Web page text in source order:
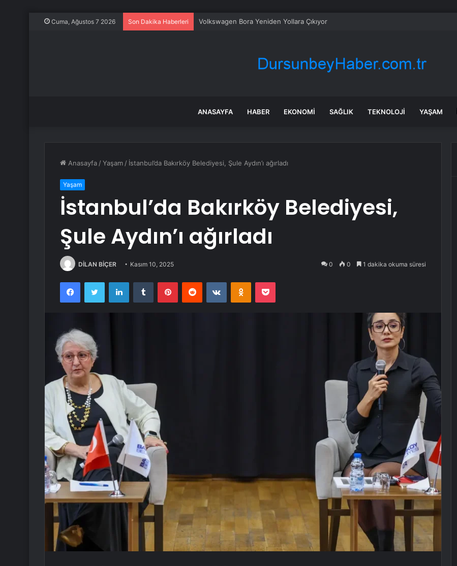
Cuma, Ağustos 7 2026 Son Dakika Haberleri Volkswagen Bora Yeniden Yollara Çıkıyor
ANASAYFA HABER EKONOMI SAĞLIK TEKNOLOJI YAŞAM
Anasayfa /Yaşam / İstanbul’da Bakırköy Belediyesi, Şule Aydın’ı ağırladı
Yaşam
İstanbul’da Bakırköy Belediyesi,
Şule Aydın’ı ağırladı
DİLAN BİÇER Kasım 10, 2025 0 0 1 dakika okuma süresi
FacebookTwitter LinkedInTumblr PinterestReddit VKontakteOdnoklassniki
Pocket